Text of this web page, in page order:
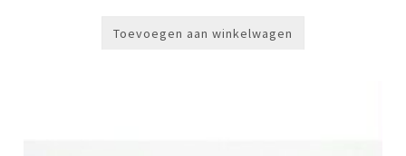
Toevoegen aan winkelwagen